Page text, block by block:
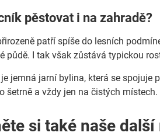
pěstovat i na zahradě?
patří spíše do lesních
půdě. I tak však zůstává typickou
jemná jarní bylina, která se
šetrně a vždy jen na čistých místech.
si také naše